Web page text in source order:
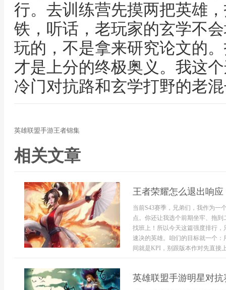
行。去训练营先摸两把英雄
铁，听话，老玩家的玄学不
玩的，不是拿来研究论文的
才是上分的终极奥义。我这
冷门对抗路和玄学打野的老
英雄联盟手游王者锦集
相关文章
王者荣耀怎么退出响
当前S43赛季，兄弟们，我作为一
点。你还让我选个前期坐牢、拖
找班上！所以今天这篇强度排行
速决的英雄。咱们的目标就一个
间就是KPI，别跟版本作对先直接
英雄联盟手游明星对